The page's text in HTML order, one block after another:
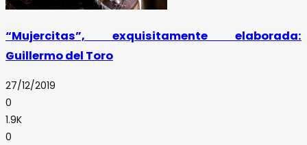
“Mujercitas”, exquisitamente elaborada:
Guillermo del Toro
27/12/2019
0
1.9K
0